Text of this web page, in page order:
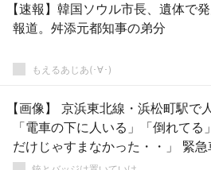
【速報】韓国ソウル市長、遺体で
報道。舛添元都知事の弟分
もえるあじあ(･∀･)
【画像】 京浜東北線・浜松町駅で
「電車の下に人いる」「倒れてる
だけじゃすまなかった・・」 緊急
で騒然